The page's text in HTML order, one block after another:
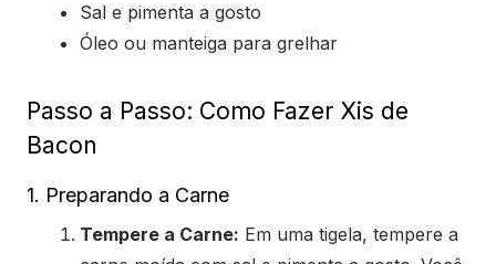
Sal e pimenta a gosto
Óleo ou manteiga para grelhar
Passo a Passo: Como Fazer Xis de
Bacon
1. Preparando a Carne
Tempere a Carne: Em uma tigela, tempere a